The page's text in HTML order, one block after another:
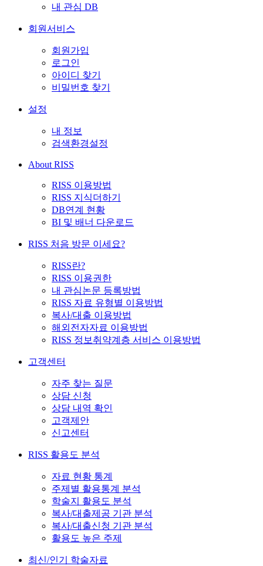
내 관심 DB
회원서비스
회원가입
로그인
아이디 찾기
비밀번호 찾기
설정
내 정보
검색환경설정
About RISS
RISS 이용방법
RISS 지식더하기
DB연계 현황
BI 및 배너 다운로드
RISS 처음 방문 이세요?
RISS란?
RISS 이용권한
내 관심논문 등록방법
RISS 자료 유형별 이용방법
복사/대출 이용방법
해외전자자료 이용방법
RISS 정보취약계층 서비스 이용방법
고객센터
자주 찾는 질문
상담 신청
상담 내역 확인
고객제안
신고센터
RISS 활용도 분석
자료 현황 통계
주제별 활용통계 분석
학술지 활용도 분석
복사/대출제공 기관 분석
복사/대출신청 기관 분석
활용도 높은 주제
최신/인기 학술자료